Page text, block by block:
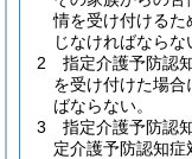
情を受け付けるた
じなければならな
2
指定介護予防認
を受け付けた場
ばならない。
3
指定介護予防認
定介護予防認知